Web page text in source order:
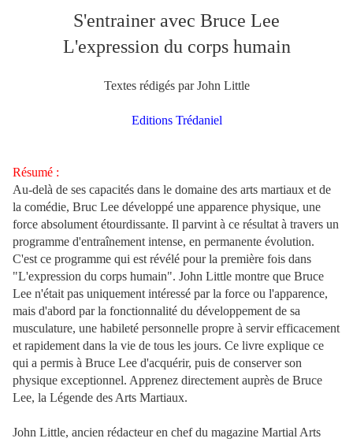
S'entrainer avec Bruce Lee
L'expression du corps humain
Textes rédigés par John Little
Editions Trédaniel
Résumé :
Au-delà de ses capacités dans le domaine des arts martiaux et de
la comédie, Bruc Lee développé une apparence physique, une
force absolument étourdissante. Il parvint à ce résultat à travers un
programme d'entraînement intense, en permanente évolution.
C'est ce programme qui est révélé pour la première fois dans
"L'expression du corps humain". John Little montre que Bruce
Lee n'était pas uniquement intéressé par la force ou l'apparence,
mais d'abord par la fonctionnalité du développement de sa
musculature, une habileté personnelle propre à servir efficacement
et rapidement dans la vie de tous les jours. Ce livre explique ce
qui a permis à Bruce Lee d'acquérir, puis de conserver son
physique exceptionnel. Apprenez directement auprès de Bruce
Lee, la Légende des Arts Martiaux.
John Little, ancien rédacteur en chef du magazine Martial Arts